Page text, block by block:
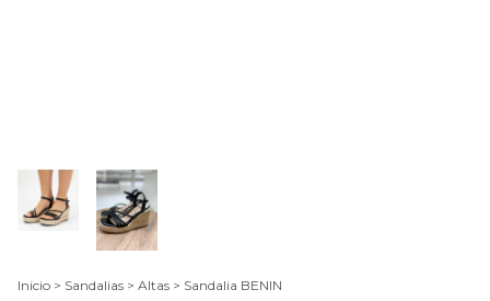
Inicio > Sandalias > Altas > Sandalia BENIN